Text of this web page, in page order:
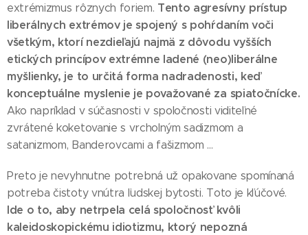
extrémizmus rôznych foriem. Tento agresívny prístup
liberálnych extrémov je spojený s pohŕdaním voči
všetkým, ktorí nezdieľajú najmä z dôvodu vyšších
etických princípov extrémne ladené (neo)liberálne
myšlienky, je to určitá forma nadradenosti, keď
konceptuálne myslenie je považované za spiatočnícke.
Ako napríklad v súčasnosti v spoločnosti viditeľné
zvrátené koketovanie s vrcholným sadizmom a
satanizmom, Banderovcami a fašizmom ...
Preto je nevyhnutne potrebná už opakovane spomínaná
potreba čistoty vnútra ľudskej bytosti. Toto je kľúčové.
Ide o to, aby netrpela celá spoločnosť kvôli
kaleidoskopickému idiotizmu, ktorý nepozná